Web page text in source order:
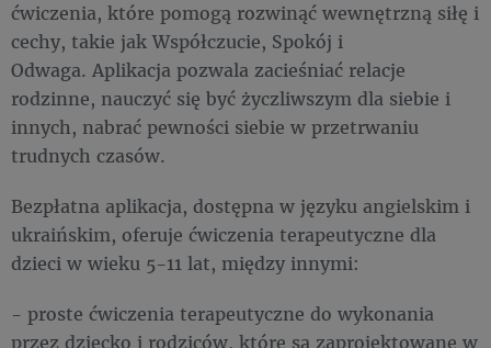
ćwiczenia, które pomogą rozwinąć wewnętrzną siłę i
cechy, takie jak Współczucie, Spokój i
Odwaga. Aplikacja pozwala zacieśniać relacje
rodzinne, nauczyć się być życzliwszym dla siebie i
innych, nabrać pewności siebie w przetrwaniu
trudnych czasów.
Bezpłatna aplikacja, dostępna w języku angielskim i
ukraińskim, oferuje ćwiczenia terapeutyczne dla
dzieci w wieku 5-11 lat, między innymi:
- proste ćwiczenia terapeutyczne do wykonania
przez dziecko i rodziców, które są zaprojektowane w